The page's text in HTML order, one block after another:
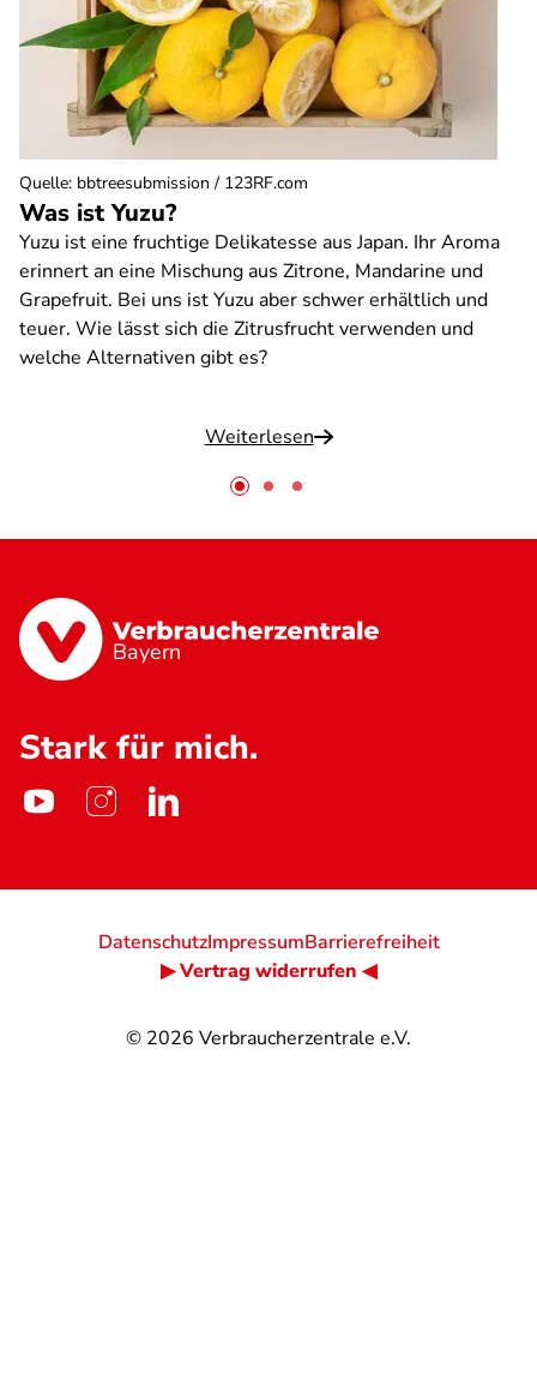
Was ist Yuzu?
Yuzu ist eine fruchtige Delikatesse aus Japan. Ihr Aroma
erinnert an eine Mischung aus Zitrone, Mandarine und
Grapefruit. Bei uns ist Yuzu aber schwer erhältlich und
teuer. Wie lässt sich die Zitrusfrucht verwenden und
welche Alternativen gibt es?
Weiterlesen
Quelle: bbtreesubmission / 123RF.com
Bayern
Stark für mich.
© 2026 Verbraucherzentrale e.V.
DatenschutzImpressumBarrierefreiheit
▶ Vertrag widerrufen ◀